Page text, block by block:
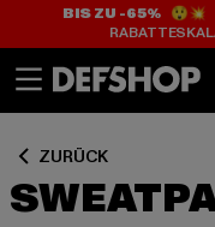
BIS ZU -65%😲💥
ZURÜCK